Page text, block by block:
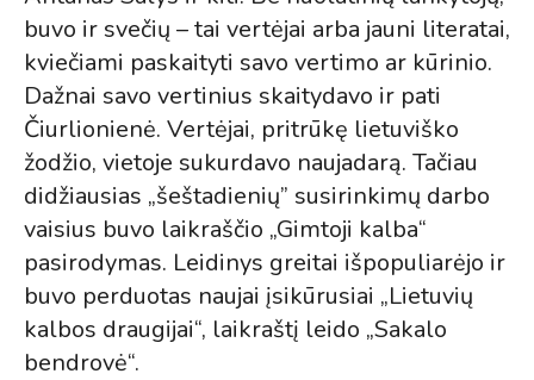
buvo ir svečių – tai vertėjai arba jauni literatai,
kviečiami paskaityti savo vertimo ar kūrinio.
Dažnai savo vertinius skaitydavo ir pati
Čiurlionienė. Vertėjai, pritrūkę lietuviško
žodžio, vietoje sukurdavo naujadarą. Tačiau
didžiausias „šeštadienių” susirinkimų darbo
vaisius buvo laikraščio „Gimtoji kalba“
pasirodymas. Leidinys greitai išpopuliarėjo ir
buvo perduotas naujai įsikūrusiai „Lietuvių
kalbos draugijai“, laikraštį leido „Sakalo
bendrovė“.